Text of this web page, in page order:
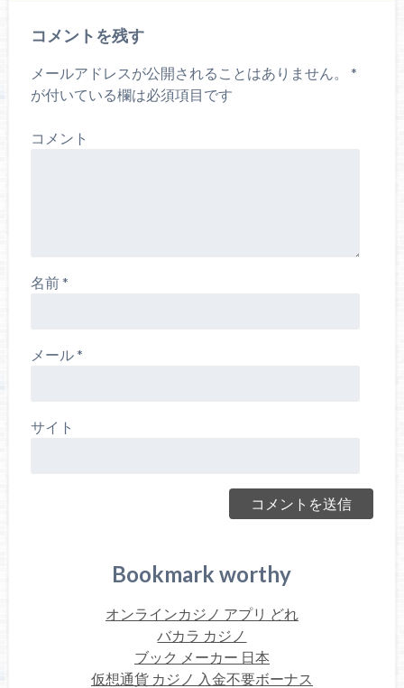
コメントを残す
メールアドレスが公開されることはありません。
*
が付いている欄は必須項目です
コメント
名前*
メール*
サイト
Bookmark worthy
オンラインカジノ アプリ どれ
バカラ カジノ
ブック メーカー 日本
仮想通貨 カジノ 入金不要ボーナス